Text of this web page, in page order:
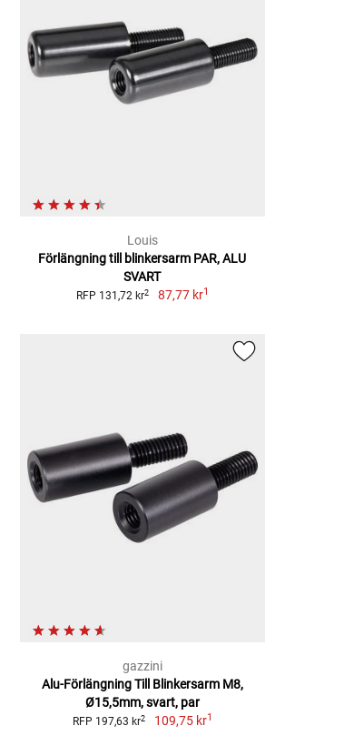
Louis
Förlängning till blinkersarm PAR, ALU
SVART
RFP 131,72 kr2 87,77 kr1
gazzini
Alu-Förlängning Till Blinkersarm M8,
Ø15,5mm, svart, par
RFP 197,63 kr2 109,75 kr1